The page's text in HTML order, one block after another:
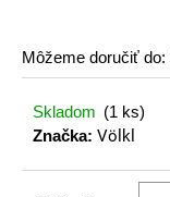
Môžeme doručiť do:
Skladom (1 ks)
Značka: Völkl
o
r
ú
č